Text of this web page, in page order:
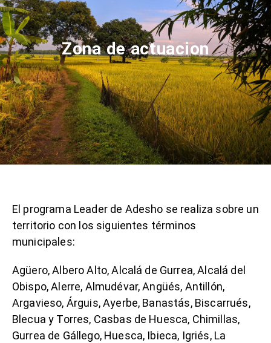
Zona de actuacion
El programa Leader de Adesho se realiza sobre un
territorio con los siguientes términos
municipales:
Agüero, Albero Alto, Alcalá de Gurrea, Alcalá del
Obispo, Alerre, Almudévar, Angüés, Antillón,
Argavieso, Árguis, Ayerbe, Banastás, Biscarrués,
Blecua y Torres, Casbas de Huesca, Chimillas,
Gurrea de Gállego, Huesca, Ibieca, Igriés, La